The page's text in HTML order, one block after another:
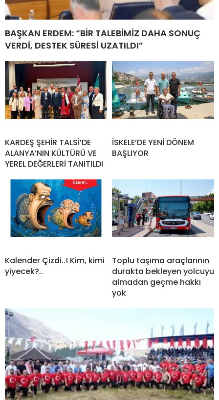
BAŞKAN ERDEM: “BİR TALEBİMİZ DAHA SONUÇ
VERDİ, DESTEK SÜRESİ UZATILDI”
KARDEŞ ŞEHİR TALSİ’DE
ALANYA’NIN KÜLTÜRÜ VE
YEREL DEĞERLERİ TANITILDI
İSKELE’DE YENİ DÖNEM
BAŞLIYOR
Kalender Çizdi..! Kim, kimi
yiyecek?..
Toplu taşıma araçlarının
durakta bekleyen yolcuyu
almadan geçme hakkı
yok